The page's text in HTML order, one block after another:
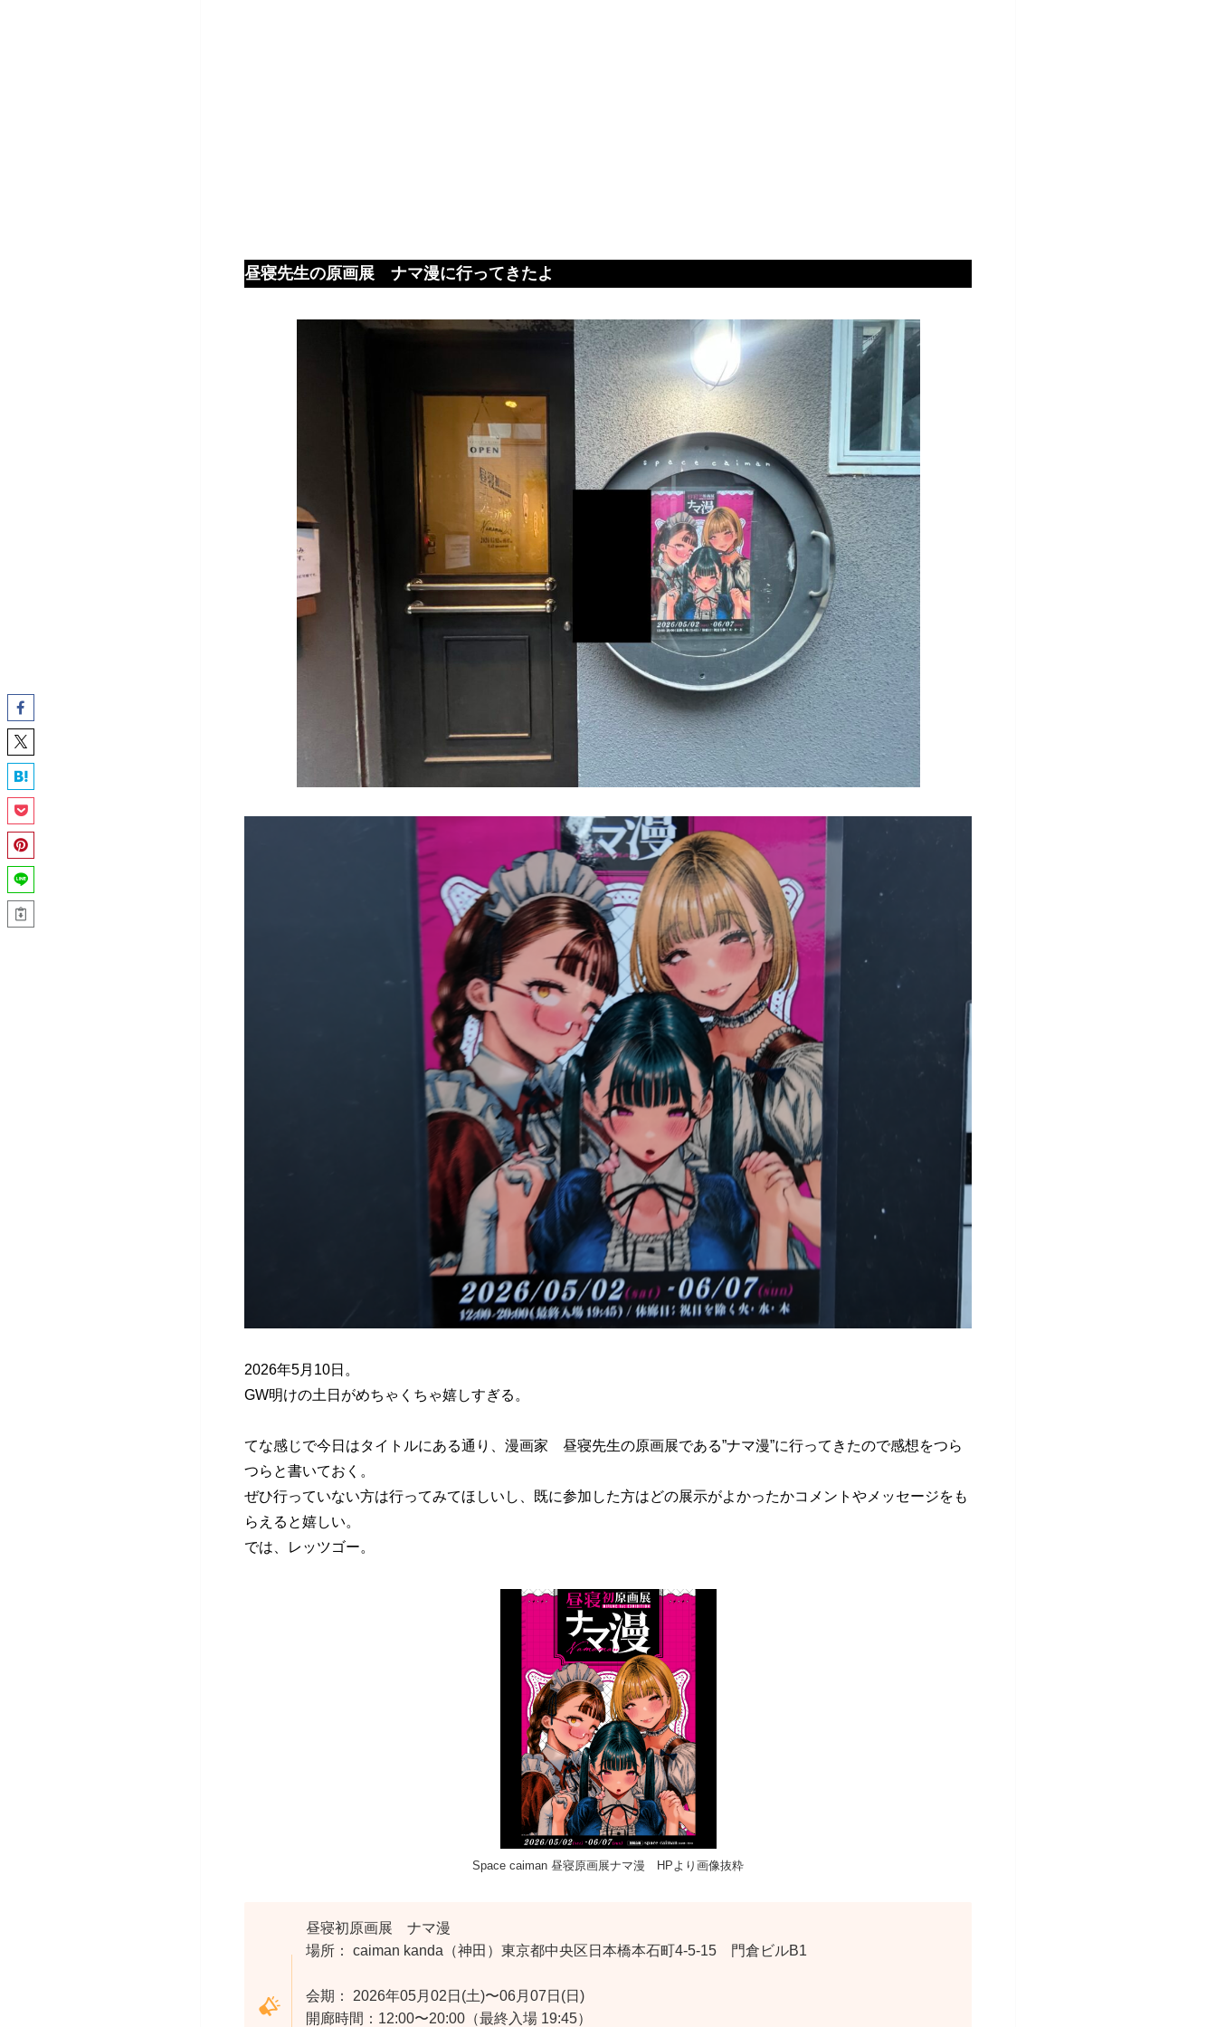
昼寝先生の原画展 ナマ漫に行ってきたよ
2026年5月10日。
GW明けの土日がめちゃくちゃ嬉しすぎる。
てな感じで今日はタイトルにある通り、漫画家 昼寝先生の原画展である”ナマ漫”に行ってきたので感想をつら
つらと書いておく。
ぜひ行っていない方は行ってみてほしいし、既に参加した方はどの展示がよかったかコメントやメッセージをも
らえると嬉しい。
では、レッツゴー。
Space caiman 昼寝原画展ナマ漫 HPより画像抜粋
昼寝初原画展 ナマ漫
場所： caiman kanda（神田）東京都中央区日本橋本石町4-5-15 門倉ビルB1
会期： 2026年05月02日(土)〜06月07日(日)
開廊時間：12:00〜20:00（最終入場 19:45）